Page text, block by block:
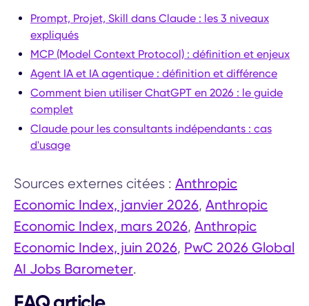
Prompt, Projet, Skill dans Claude : les 3 niveaux
expliqués
MCP (Model Context Protocol) : définition et enjeux
Agent IA et IA agentique : définition et différence
Comment bien utiliser ChatGPT en 2026 : le guide
complet
Claude pour les consultants indépendants : cas
d'usage
Sources externes citées : Anthropic
Economic Index, janvier 2026, Anthropic
Economic Index, mars 2026, Anthropic
Economic Index, juin 2026, PwC 2026 Global
AI Jobs Barometer.